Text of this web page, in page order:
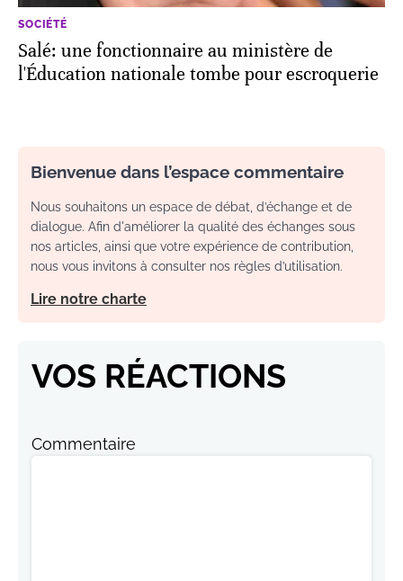
SOCIÉTÉ
Salé: une fonctionnaire au ministère de
l'Éducation nationale tombe pour escroquerie
Bienvenue dans l’espace commentaire
Nous souhaitons un espace de débat, d’échange et de
dialogue. Afin d'améliorer la qualité des échanges sous
nos articles, ainsi que votre expérience de contribution,
nous vous invitons à consulter nos règles d’utilisation.
Lire notre charte
VOS RÉACTIONS
Commentaire